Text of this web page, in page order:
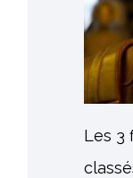
Les 3